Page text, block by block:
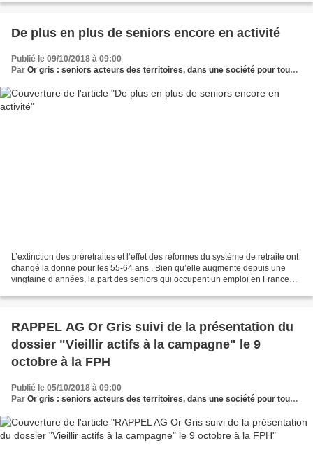
De plus en plus de seniors encore en activité
Publié le 09/10/2018 à 09:00
Par Or gris : seniors acteurs des territoires, dans une société pour tous les âges
L’extinction des préretraites et l’effet des réformes du système de retraite ont
changé la donne pour les 55-64 ans . Bien qu’elle augmente depuis une
vingtaine d’années, la part des seniors qui occupent un emploi en France
RAPPEL AG Or Gris suivi de la présentation du
dossier "Vieillir actifs à la campagne" le 9
octobre à la FPH
Publié le 05/10/2018 à 09:00
Par Or gris : seniors acteurs des territoires, dans une société pour tous les âges